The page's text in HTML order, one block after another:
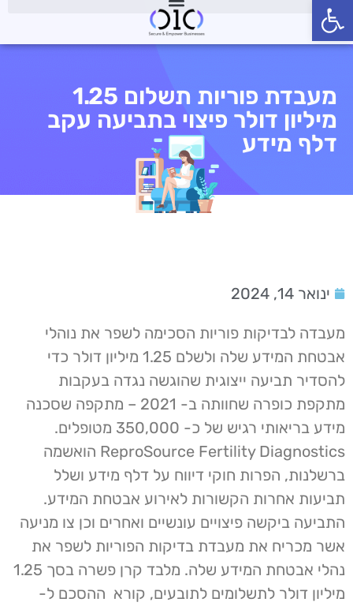
פתח סרגל נגישות
מעבדת פוריות תשלום 1.25
מיליון דולר פיצוי בתביעה עקב
דלף מידע
ינואר 14, 2024
מעבדה לבדיקות פוריות הסכימה לשפר את נוהלי
אבטחת המידע שלה ולשלם 1.25 מיליון דולר כדי
להסדיר תביעה ייצוגית שהוגשה נגדה בעקבות
מתקפת כופרה שחוותה ב- 2021 – מתקפה שסכנה
מידע בריאותי רגיש של כ- 350,000 מטופלים.
ReproSource Fertility Diagnostics הואשמה
ברשלנות, הפרות חוקי דיווח על דלף מידע ושלל
תביעות אחרות הקשורות לאירוע אבטחת המידע.
התביעה ביקשה פיצויים עונשיים ואחרים וכן צו מניעה
אשר מכריח את מעבדת בדיקות הפוריות לשפר את
נהלי אבטחת המידע שלה. מלבד קרן פשרה בסך 1.25
מיליון דולר לתשלומים לתובעים, קורא ההסכם ל-